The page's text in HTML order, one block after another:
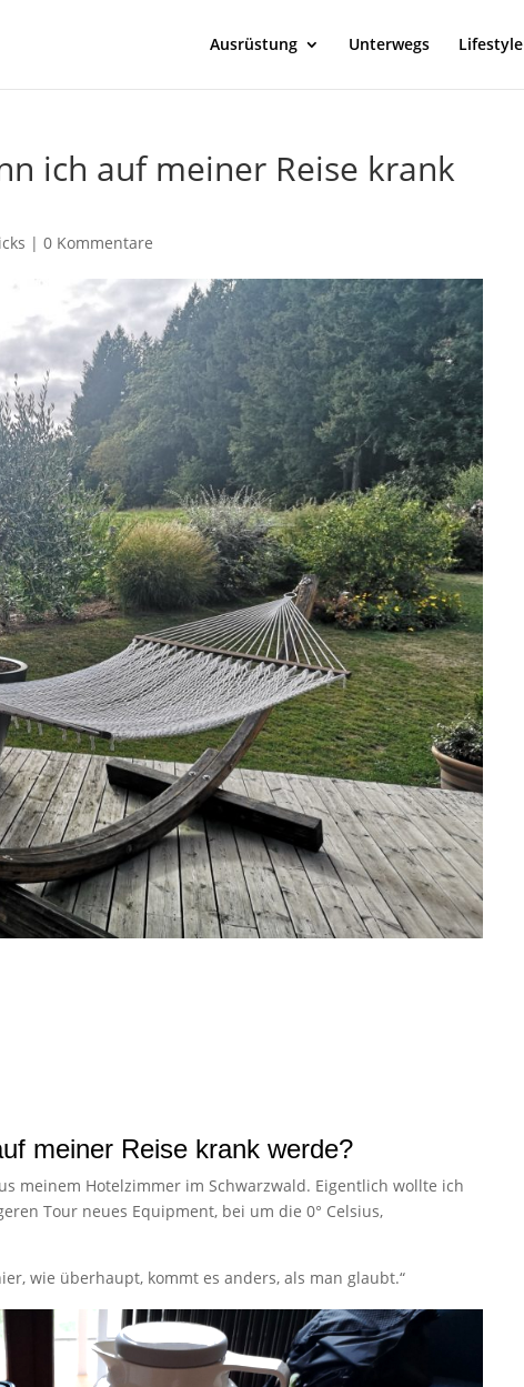
Ausrüstung Unterwegs Lifestyle
ich auf meiner Reise krank
|0 Kommentare
meiner Reise krank werde?
meinem Hotelzimmer im Schwarzwald. Eigentlich wollte ich
Tour neues Equipment, bei um die 0° Celsius,
wie überhaupt, kommt es anders, als man glaubt.“